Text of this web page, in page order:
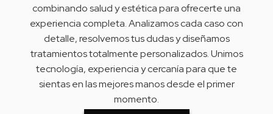
combinando salud y estética para ofrecerte una
experiencia completa. Analizamos cada caso con
detalle, resolvemos tus dudas y diseñamos
tratamientos totalmente personalizados. Unimos
tecnología, experiencia y cercanía para que te
sientas en las mejores manos desde el primer
momento.